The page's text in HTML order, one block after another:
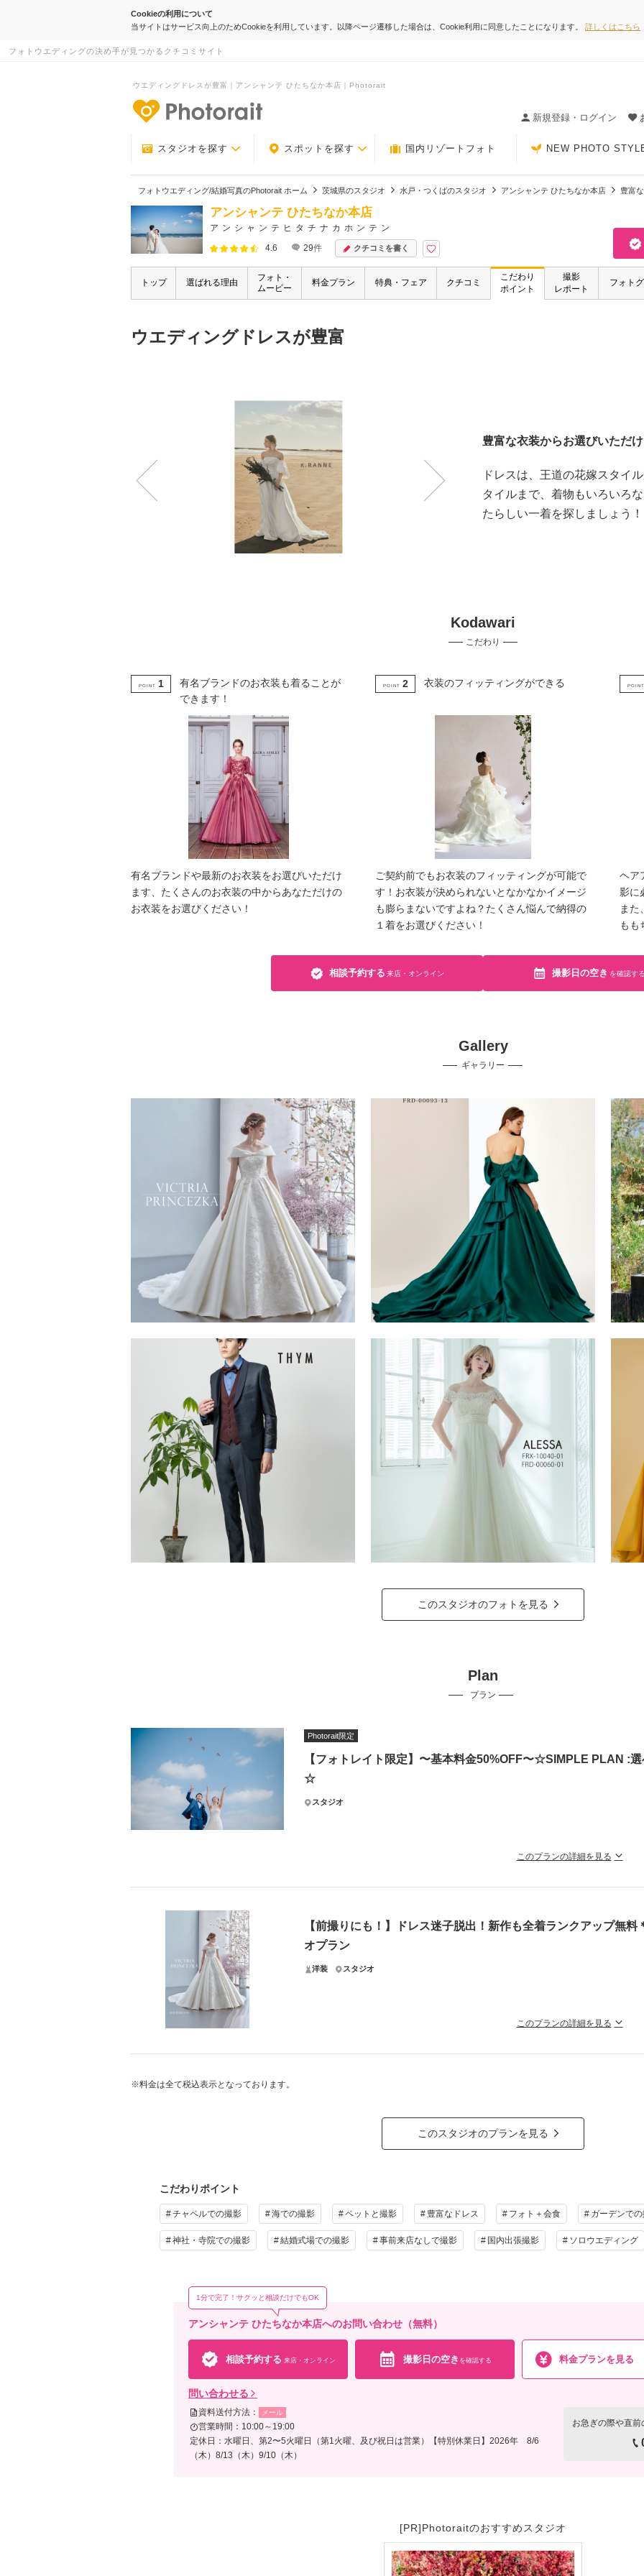
Cookieの利用について
当サイトはサービス向上のためCookieを利用しています。以降ページ遷移した場合は、Cookie利用に同意したことになります。 詳しくはこちら
フォトウエディングの決め手が見つかるクチコミサイト
ウエディングドレスが豊富｜アンシャンテ ひたちなか本店｜Photorait
新規登録・ログイン
スタジオを探す スポットを探す 国内リゾートフォト NEW PHOTO
フォトウエディング/結婚写真のPhotorait ホーム 茨城県のスタジオ 水戸・つくばのスタジオ アンシャンテ ひたちなか本店 豊富
アンシャンテ ひたちなか本店
アンシャンテヒタチナカホンテン
4.6
29件 クチコミを書く
トップ 選ばれる理由
フォト・
ムービー
料金プラン 特典・フェア クチコミ
こだわり
ポイント
撮影
レポート
フォト
ウエディングドレスが豊富
豊富な衣装からお選びいただ
ドレスは、王道の花嫁スタイ
タイルまで、着物もいろいろ
たらしい一着を探しましょう！
Kodawari
こだわり
POINT 1
有名ブランドのお衣装も着ることが
できます！
有名ブランドや最新のお衣装をお選びいただけ
ます、たくさんのお衣装の中からあなただけの
お衣装をお選びください！
POINT 2 衣装のフィッティングができる
ご契約前でもお衣装のフィッティングが可能で
す！お衣装が決められないとなかなかイメージ
も膨らまないですよね？たくさん悩んで納得の
１着をお選びください！
ヘア
影に
また
もも
相談予約する 来店・オンライン 撮影日の空き を確認す
Gallery
ギャラリー
このスタジオのフォトを見る
Plan
プラン
Photorait限定
【フォトレイト限定】〜基本料金50%OFF〜☆SIMPLE PLAN :
☆
スタジオ
このプランの詳細を見る
最短1日で撮影可能！コスパもタイパもお得なフォトウェディング♪
【¥30,250◀︎¥60,500】
＊基本料金は店舗によって異なる場合がございます。
記憶に残る楽しい撮影体験♪
【前撮りにも！】ドレス迷子脱出！新作も全着ランクアップ無
オプラン
洋装 スタジオ
このプランの詳細を見る
ドレス迷子必見！新作も全着ランクアップ無料＊運命の1着に出会うスタ
会食 挙式 家族と撮影 家族用衣装
その他含むもの
※料金は全て税込表示となっております。
このスタジオのプランを見る
こだわりポイント
チャペルでの撮影 海での撮影 ペットと撮影 豊富なドレス フォト＋会食 ガーデンで
神社・寺院での撮影 結婚式場での撮影 事前来店なしで撮影 国内出張撮影 ソロウエディング
アンシャンテ ひたちなか本店へのお問い合わせ（無料）
1分で完了！サクッと相談だけでもOK
相談予約する 来店・オンライン 撮影日の空き を確認する 料金プランを見る
問い合わせる
資料送付方法： メール
営業時間：10:00～19:00
定休日：水曜日、第2〜5火曜日（第1火曜、及び祝日は営業）【特別休業日】2026年 8/6
（木）8/13（木）9/10（木）
お急ぎの際や直
[PR]Photoraitのおすすめスタジオ